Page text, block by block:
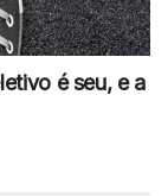
é seu, e a